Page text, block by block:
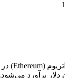
و ۸۱۸ میلیون دلار